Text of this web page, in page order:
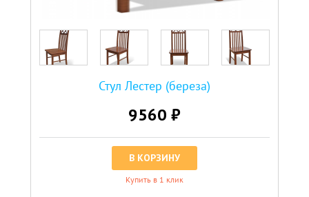
Стул Лестер (береза)
9560 ₽
В КОРЗИНУ
Купить в 1 клик